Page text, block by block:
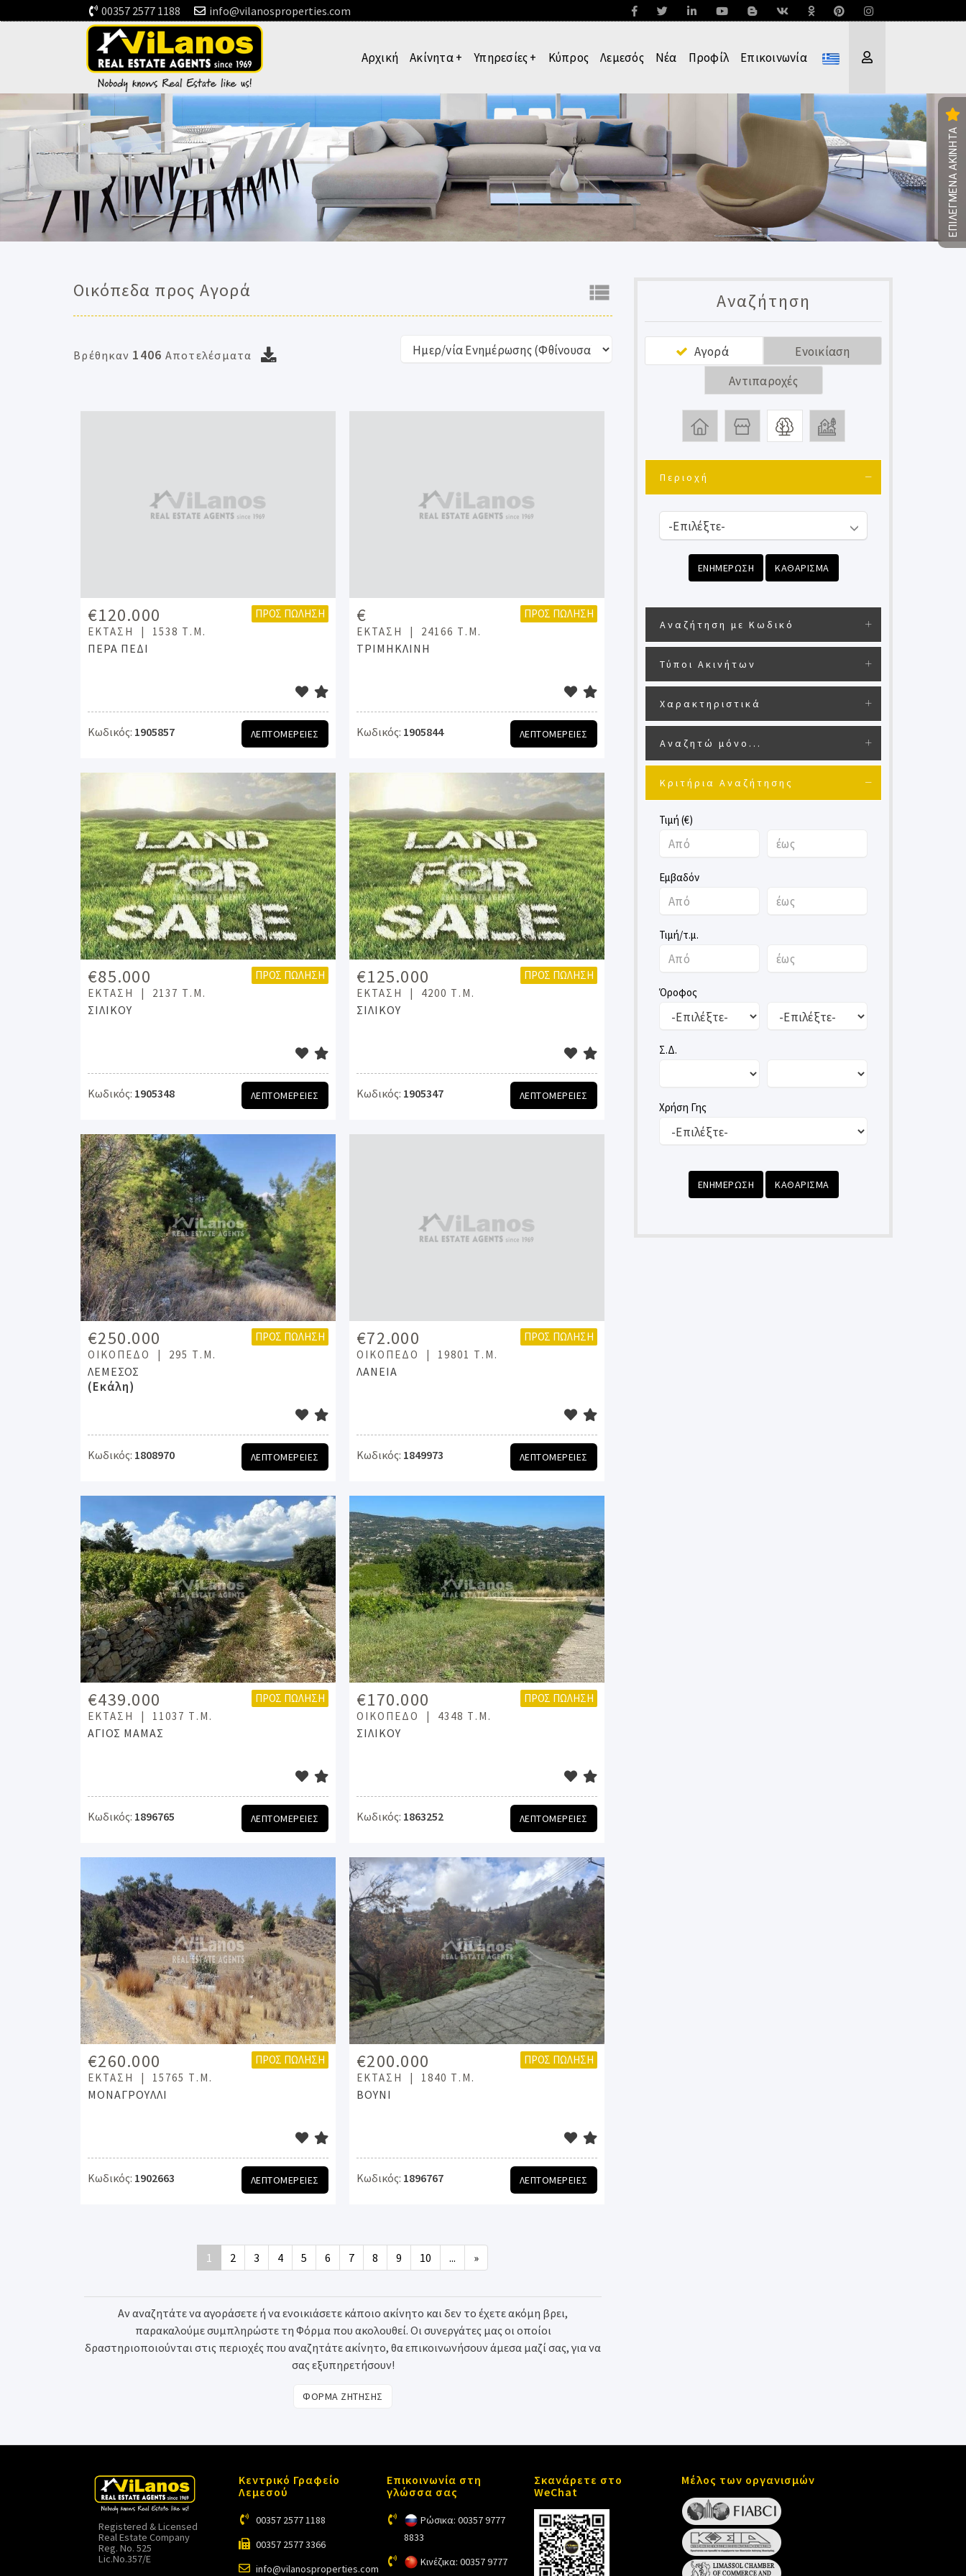
00357 2577 1188 info@vilanosproperties.com
Αρχική Ακίνητα+ Υπηρεσίες+ Κύπρος Λεμεσός Νέα Προφίλ Επικοινωνία
ΕΠΙΛΕΓΜΕΝΑ ΑΚΙΝΗΤΑ
Οικόπεδα προς Αγορά 
Βρέθηκαν 1406 Αποτελέσματα
€120.000
ΠΡΟΣ ΠΏΛΗΣΗ
ΈΚΤΑΣΗ
1538 Τ.Μ.
ΠΕΡΑ ΠΕΔΙ
Κωδικός: 1905857 ΛΕΠΤΟΜΕΡΕΙΕΣ
€
ΠΡΟΣ ΠΏΛΗΣΗ
ΈΚΤΑΣΗ
24166 Τ.Μ.
ΤΡΙΜΗΚΛΙΝΗ
Κωδικός: 1905844 ΛΕΠΤΟΜΕΡΕΙΕΣ
€85.000
ΠΡΟΣ ΠΏΛΗΣΗ
ΈΚΤΑΣΗ
2137 Τ.Μ.
ΣΙΛΙΚΟΥ
Κωδικός: 1905348 ΛΕΠΤΟΜΕΡΕΙΕΣ
€125.000
ΠΡΟΣ ΠΏΛΗΣΗ
ΈΚΤΑΣΗ
4200 Τ.Μ.
ΣΙΛΙΚΟΥ
Κωδικός: 1905347 ΛΕΠΤΟΜΕΡΕΙΕΣ
€250.000
ΠΡΟΣ ΠΏΛΗΣΗ
ΟΙΚΌΠΕΔΟ
295 Τ.Μ.
ΛΕΜΕΣΟΣ
(Εκάλη)
Κωδικός: 1808970 ΛΕΠΤΟΜΕΡΕΙΕΣ
€72.000
ΠΡΟΣ ΠΏΛΗΣΗ
ΟΙΚΌΠΕΔΟ
19801 Τ.Μ.
ΛΑΝΕΙΑ
Κωδικός: 1849973 ΛΕΠΤΟΜΕΡΕΙΕΣ
€439.000
ΠΡΟΣ ΠΏΛΗΣΗ
ΈΚΤΑΣΗ
11037 Τ.Μ.
ΑΓΙΟΣ ΜΑΜΑΣ
Κωδικός: 1896765 ΛΕΠΤΟΜΕΡΕΙΕΣ
€170.000
ΠΡΟΣ ΠΏΛΗΣΗ
ΟΙΚΌΠΕΔΟ
4348 Τ.Μ.
ΣΙΛΙΚΟΥ
Κωδικός: 1863252 ΛΕΠΤΟΜΕΡΕΙΕΣ
€260.000
ΠΡΟΣ ΠΏΛΗΣΗ
ΈΚΤΑΣΗ
15765 Τ.Μ.
ΜΟΝΑΓΡΟΥΛΛΙ
Κωδικός: 1902663 ΛΕΠΤΟΜΕΡΕΙΕΣ
€200.000
ΠΡΟΣ ΠΏΛΗΣΗ
ΈΚΤΑΣΗ
1840 Τ.Μ.
ΒΟΥΝΙ
Κωδικός: 1896767 ΛΕΠΤΟΜΕΡΕΙΕΣ
1 2 3 4 5 6 7 8 9 10 ... »
Αν αναζητάτε να αγοράσετε ή να ενοικιάσετε κάποιο ακίνητο και δεν το έχετε ακόμη βρει,
παρακαλούμε συμπληρώστε τη Φόρμα που ακολουθεί. Οι συνεργάτες μας οι οποίοι
δραστηριοποιούνται στις περιοχές που αναζητάτε ακίνητο, θα επικοινωνήσουν άμεσα μαζί σας, για να
σας εξυπηρετήσουν!
ΦΟΡΜΑ ΖΗΤΗΣΗΣ
Αναζήτηση
Αγορά
Ενοικίαση
Αντιπαροχές
Περιοχή
ΕΝΗΜΕΡΩΣΗ ΚΑΘΑΡΙΣΜΑ
Αναζήτηση με Κωδικό
Τύποι Ακινήτων
Χαρακτηριστικά
Αναζητώ μόνο...
Κριτήρια Αναζήτησης
Τιμή (€)
Εμβαδόν
Τιμή/τ.μ.
Όροφος
Σ.Δ.
Χρήση Γης
ΕΝΗΜΕΡΩΣΗ ΚΑΘΑΡΙΣΜΑ
Registered & Licensed
Real Estate Company
Reg. No. 525
Lic.No.357/E
Κεντρικό Γραφείο
Λεμεσού
00357 2577 1188
00357 2577 3366
info@vilanosproperties.com
Επικοινωνία στη
γλώσσα σας
Ρώσικα: 00357 9777
8833
Κινέζικα: 00357 9777
Σκανάρετε στο
WeChat
Μέλος των οργανισμών